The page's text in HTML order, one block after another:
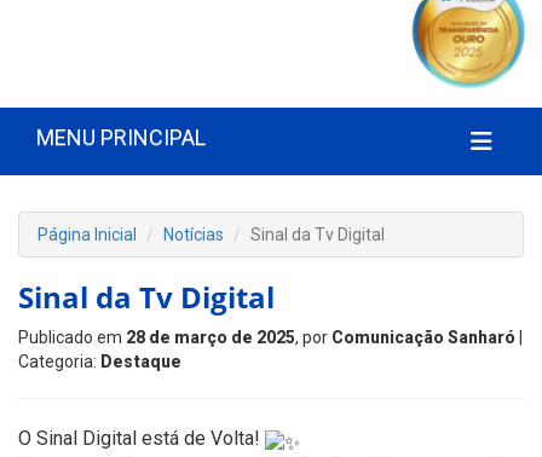
MENU PRINCIPAL
Página Inicial Notícias Sinal da Tv Digital
Sinal da Tv Digital
Publicado em 28 de março de 2025, por Comunicação Sanharó
Categoria: Destaque
O Sinal Digital está de Volta!